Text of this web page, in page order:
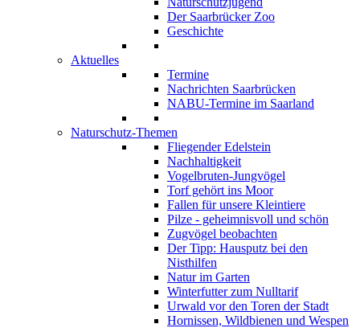
Der Saarbrücker Zoo
Geschichte
Aktuelles
Termine
Nachrichten Saarbrücken
NABU-Termine im Saarland
Naturschutz-Themen
Fliegender Edelstein
Nachhaltigkeit
Vogelbruten-Jungvögel
Torf gehört ins Moor
Fallen für unsere Kleintiere
Pilze - geheimnisvoll und schön
Zugvögel beobachten
Der Tipp: Hausputz bei den
Nisthilfen
Natur im Garten
Winterfutter zum Nulltarif
Urwald vor den Toren der Stadt
Hornissen, Wildbienen und Wespen